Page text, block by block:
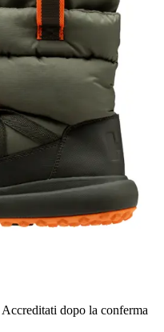
Accreditati dopo la conferma